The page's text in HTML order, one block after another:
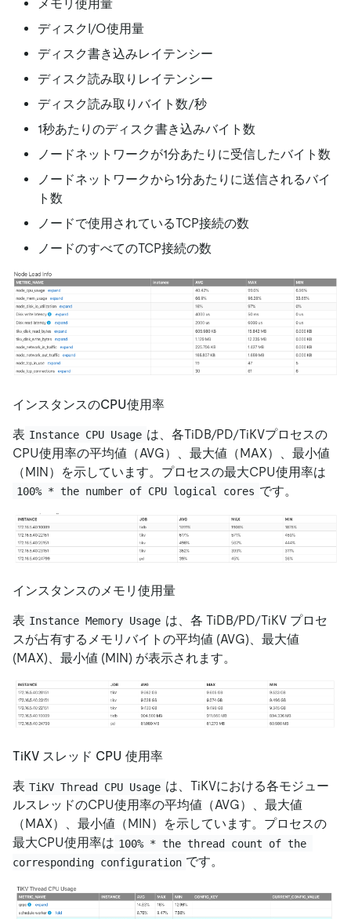
メモリ使用量
ディスクI/O使用量
ディスク書き込みレイテンシー
ディスク読み取りレイテンシー
ディスク読み取りバイト数/秒
1秒あたりのディスク書き込みバイト数
ノードネットワークが1分あたりに受信したバイト数
ノードネットワークから1分あたりに送信されるバイ
ト数
ノードで使用されているTCP接続の数
ノードのすべてのTCP接続の数
インスタンスのCPU使用率
表 Instance CPU Usage は、各TiDB/PD/TiKVプロセスの
CPU使用率の平均値（AVG）、最大値（MAX）、最小値
（MIN）を示しています。プロセスの最大CPU使用率は
100% * the number of CPU logical cores です。
インスタンスのメモリ使用量
表 Instance Memory Usage は、各 TiDB/PD/TiKV プロセ
スが占有するメモリバイトの平均値 (AVG)、最大値
(MAX)、最小値 (MIN) が表示されます。
TiKV スレッド CPU 使用率
表 TiKV Thread CPU Usage は、TiKVにおける各モジュー
ルスレッドのCPU使用率の平均値（AVG）、最大値
（MAX）、最小値（MIN）を示しています。プロセスの
最大CPU使用率は 100% * the thread count of the
corresponding configuration です。